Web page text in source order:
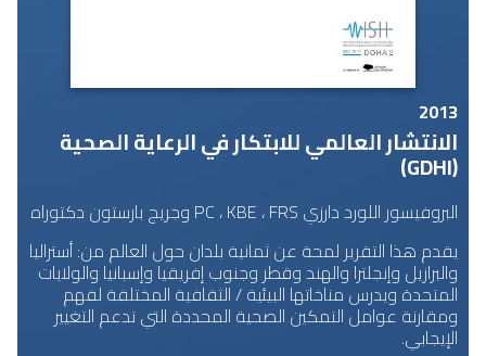
2013
الانتشار العالمي للابتكار في الرعاية الصحية
(GDHI)
البروفيسور اللورد دارزي PC ، KBE ، FRS وجريج بارستون دكتوراه
يقدم هذا التقرير لمحة عن ثمانية بلدان حول العالم من: أستراليا
والبرازيل وإنجلترا والهند وقطر وجنوب إفريقيا وإسبانيا والولايات
المتحدة ويدرس مناخاتها البيئية / الثقافية المختلفة لفهم
ومقارنة عوامل التمكين الصحية المحددة التي تدعم التغيير
الإيجابي.